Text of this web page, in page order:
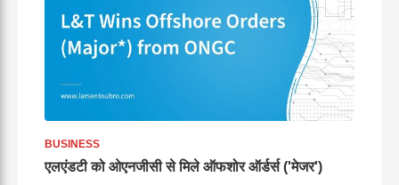
BUSINESS
एलएंडटी को ओएनजीसी से मिले ऑफशोर ऑर्डर्स ('मेजर')